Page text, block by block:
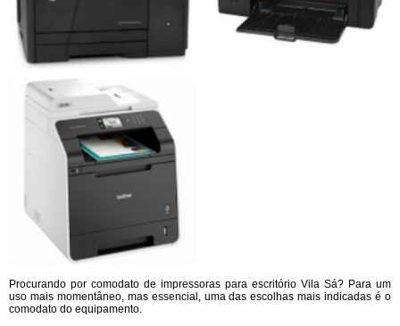
Procurando por comodato de impressoras para escritório Vila Sá? Para um
uso mais momentâneo, mas essencial, uma das escolhas mais indicadas é o
comodato do equipamento.